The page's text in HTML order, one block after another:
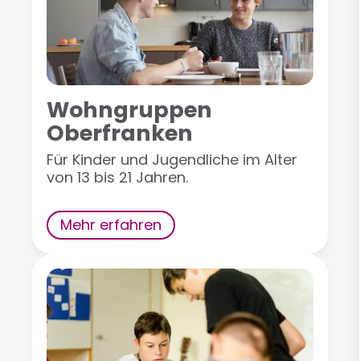
Wohngruppen
Oberfranken
Für Kinder und Jugendliche im Alter
von 13 bis 21 Jahren.
Mehr erfahren